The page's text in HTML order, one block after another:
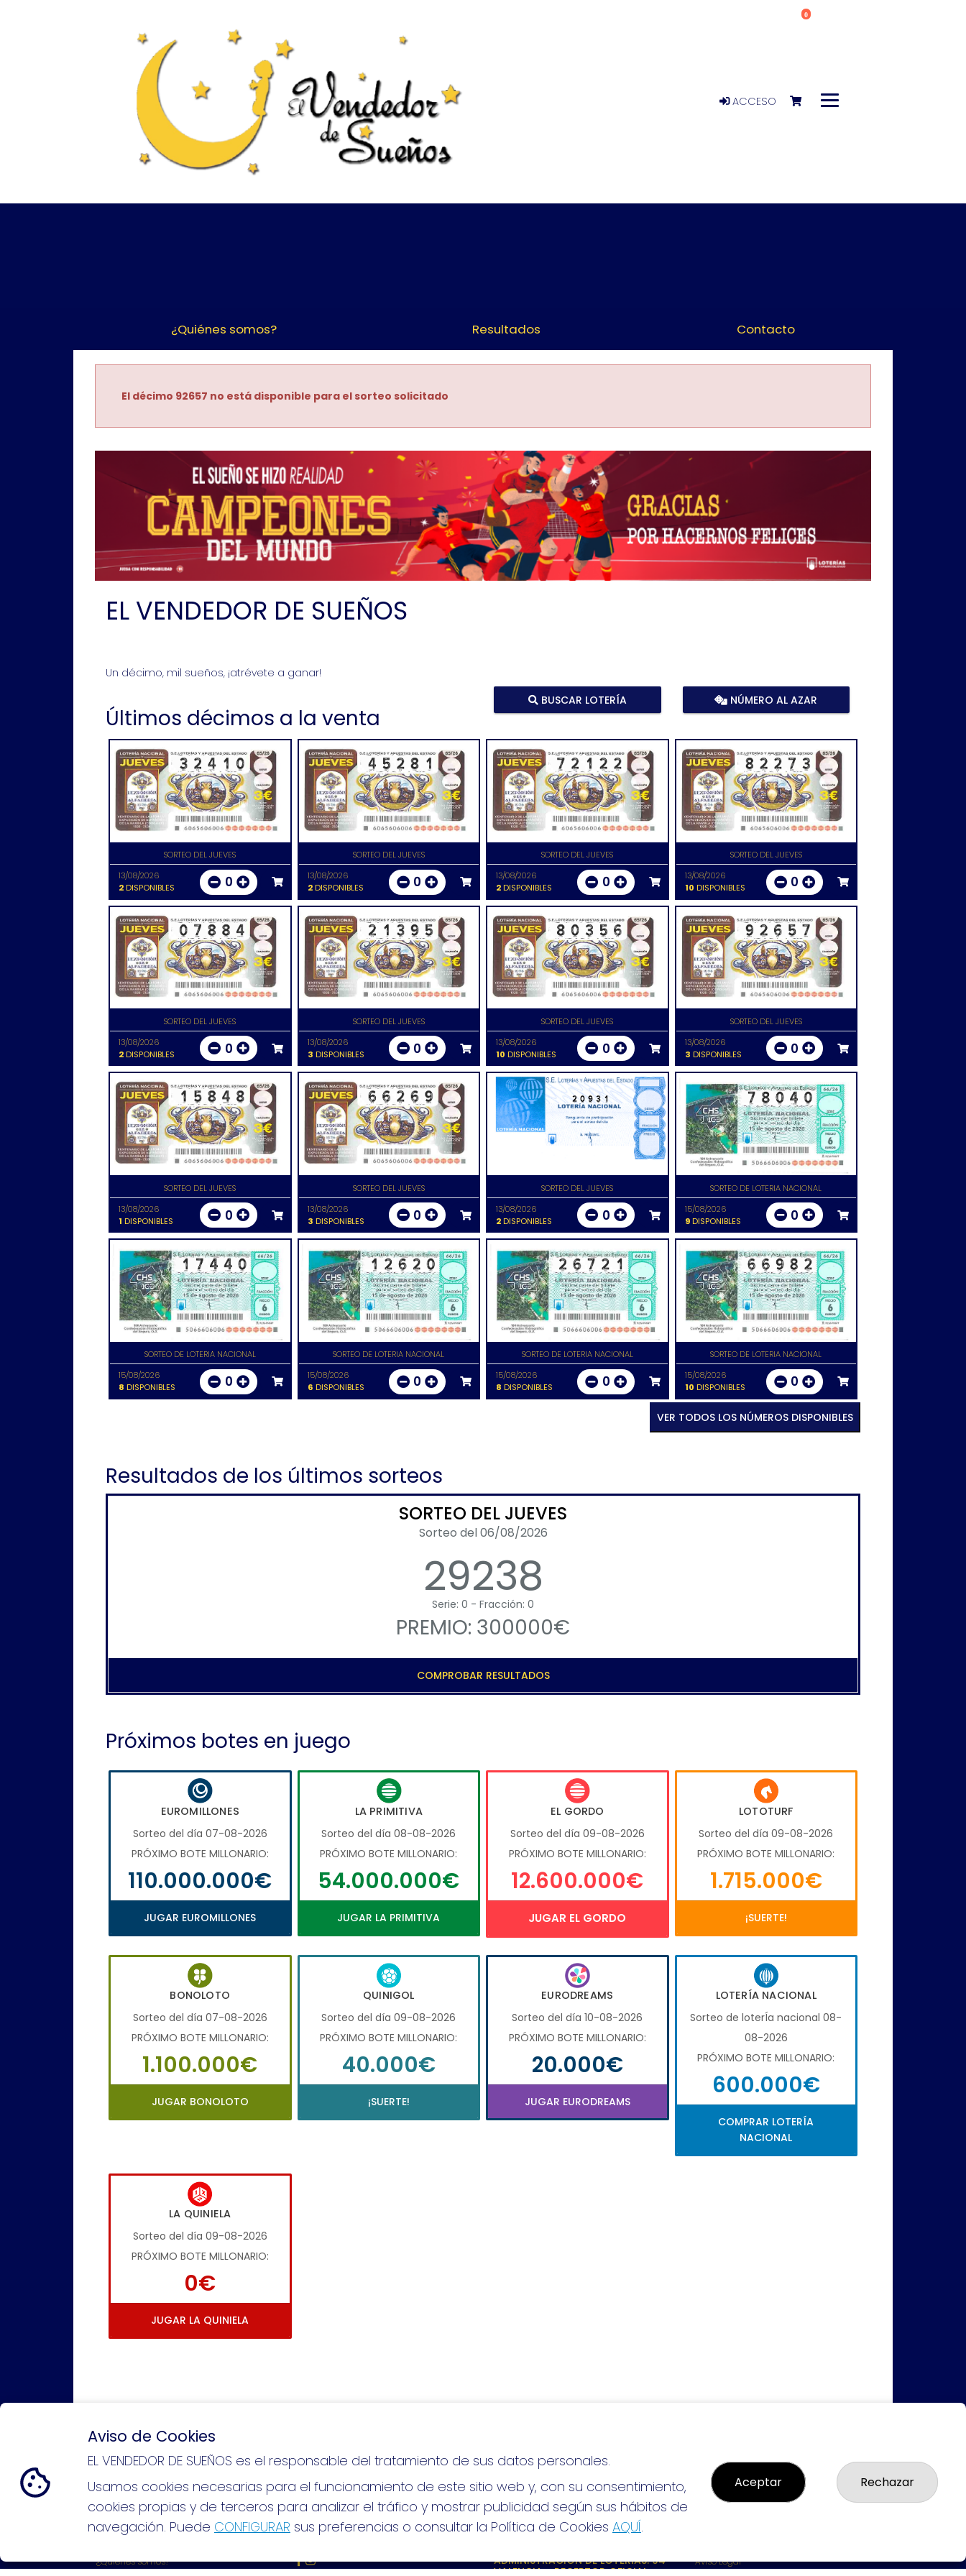
ACCESO
0
¿Quiénes somos? Resultados Contacto
El décimo 92657 no está disponible para el sorteo solicitado
EL VENDEDOR DE SUEÑOS
Un décimo, mil sueños, ¡atrévete a ganar!
Últimos décimos a la venta
BUSCAR LOTERÍA NÚMERO AL AZAR
SORTEO DEL JUEVES
13/08/2026
2DISPONIBLES 0
SORTEO DEL JUEVES
13/08/2026
2DISPONIBLES 0
SORTEO DEL JUEVES
13/08/2026
2DISPONIBLES 0
SORTEO DEL JUEVES
13/08/2026
10 DISPONIBLES 0
SORTEO DEL JUEVES
13/08/2026
2DISPONIBLES 0
SORTEO DEL JUEVES
13/08/2026
3 DISPONIBLES 0
SORTEO DEL JUEVES
13/08/2026
10 DISPONIBLES 0
SORTEO DEL JUEVES
13/08/2026
3 DISPONIBLES 0
SORTEO DEL JUEVES
13/08/2026
1 DISPONIBLES 0
SORTEO DEL JUEVES
13/08/2026
3 DISPONIBLES 0
20931
SORTEO DEL JUEVES
13/08/2026
2DISPONIBLES 0
SORTEO DE LOTERIA NACIONAL
15/08/2026
9DISPONIBLES 0
SORTEO DE LOTERIA NACIONAL
15/08/2026
8 DISPONIBLES 0
SORTEO DE LOTERIA NACIONAL
15/08/2026
6 DISPONIBLES 0
SORTEO DE LOTERIA NACIONAL
15/08/2026
8 DISPONIBLES 0
SORTEO DE LOTERIA NACIONAL
15/08/2026
10 DISPONIBLES 0
VER TODOS LOS NÚMEROS DISPONIBLES
Resultados de los últimos sorteos
SORTEO DEL JUEVES
Sorteo del 06/08/2026
29238
Serie: 0 - Fracción: 0
PREMIO: 300000€
COMPROBAR RESULTADOS
Próximos botes en juego
EUROMILLONES
Sorteo del día 07-08-2026
PRÓXIMO BOTE MILLONARIO:
110.000.000€
JUGAR EUROMILLONES
LA PRIMITIVA
Sorteo del día 08-08-2026
PRÓXIMO BOTE MILLONARIO:
54.000.000€
JUGAR LA PRIMITIVA
EL GORDO
Sorteo del día 09-08-2026
PRÓXIMO BOTE MILLONARIO:
12.600.000€
JUGAR EL GORDO
LOTOTURF
Sorteo del día 09-08-2026
PRÓXIMO BOTE MILLONARIO:
1.715.000€
¡SUERTE!
BONOLOTO
Sorteo del día 07-08-2026
PRÓXIMO BOTE MILLONARIO:
1.100.000€
JUGAR BONOLOTO
QUINIGOL
Sorteo del día 09-08-2026
PRÓXIMO BOTE MILLONARIO:
40.000€
¡SUERTE!
EURODREAMS
Sorteo del día 10-08-2026
PRÓXIMO BOTE MILLONARIO:
20.000€
JUGAR EURODREAMS
LOTERÍA NACIONAL
Sorteo de loterÍa nacional 08-
08-2026
PRÓXIMO BOTE MILLONARIO:
600.000€
COMPRAR LOTERÍA
NACIONAL
LA QUINIELA
Sorteo del día 09-08-2026
PRÓXIMO BOTE MILLONARIO:
0€
JUGAR LA QUINIELA
Si puedes soñarlo, puedes hacerlo, ¡mucha suerte!
EL VENDEDOR DE SUEÑOS
¿Quiénes somos?
REDES SOCIALES
ADMINISTRACION DE LOTERIAS: 94-
VALENCIA - RECEPTOR OFICIAL:
Aviso Legal
Aviso de Cookies
EL VENDEDOR DE SUEÑOS es el responsable del tratamiento de sus datos personales.
Usamos cookies necesarias para el funcionamiento de este sitio web y, con su consentimiento,
cookies propias y de terceros para analizar el tráfico y mostrar publicidad según sus hábitos de
navegación. Puede CONFIGURAR sus preferencias o consultar la Política de Cookies AQUÍ.
Aceptar Rechazar